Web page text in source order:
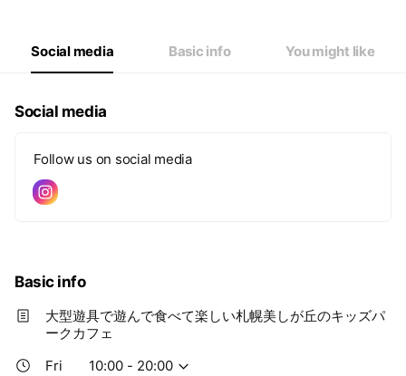
10:00 - 20:00
Social media Basic info You might like
Social media
Follow us on social media
Basic info
大型遊具で遊んで食べて楽しい札幌美しが丘のキッズパ
ークカフェ
Fri
10:00 - 20:00